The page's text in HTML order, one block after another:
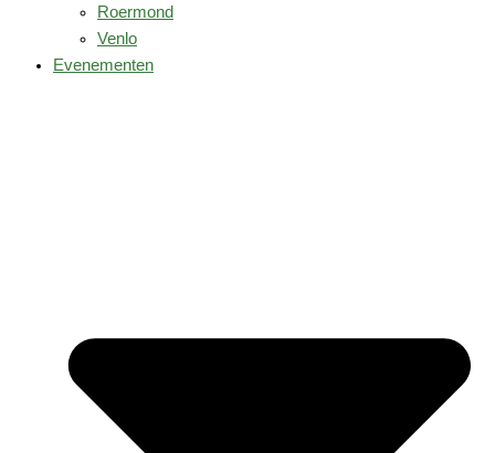
Roermond
Venlo
Evenementen